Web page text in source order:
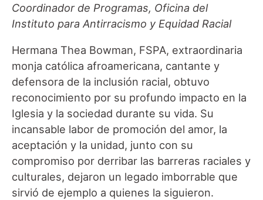
Coordinador de Programas, Oficina del
Instituto para Antirracismo y Equidad Racial
Hermana Thea Bowman, FSPA, extraordinaria
monja católica afroamericana, cantante y
defensora de la inclusión racial, obtuvo
reconocimiento por su profundo impacto en la
Iglesia y la sociedad durante su vida. Su
incansable labor de promoción del amor, la
aceptación y la unidad, junto con su
compromiso por derribar las barreras raciales y
culturales, dejaron un legado imborrable que
sirvió de ejemplo a quienes la siguieron.